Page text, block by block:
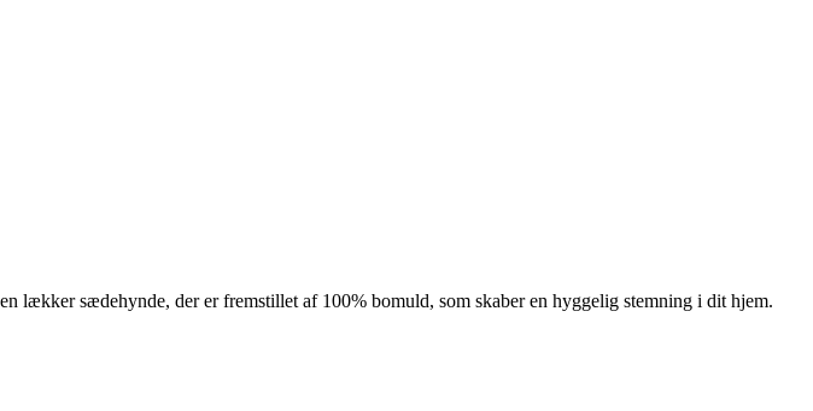
lækker sædehynde, der er fremstillet af 100% bomuld, som skaber en hyggelig stemning i dit hjem.